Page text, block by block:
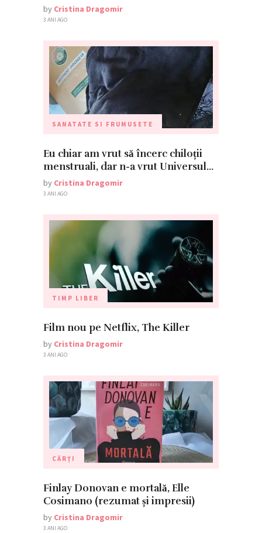
by Cristina Dragomir
3 ANI AGO
SANATATE SI FRUMUSETE
Eu chiar am vrut să încerc chiloții
menstruali, dar n-a vrut Universul…
by Cristina Dragomir
3 ANI AGO
TIMP LIBER
Film nou pe Netflix, The Killer
by Cristina Dragomir
3 ANI AGO
CĂRȚI
Finlay Donovan e mortală, Elle
Cosimano (rezumat și impresii)
by Cristina Dragomir
3 ANI AGO